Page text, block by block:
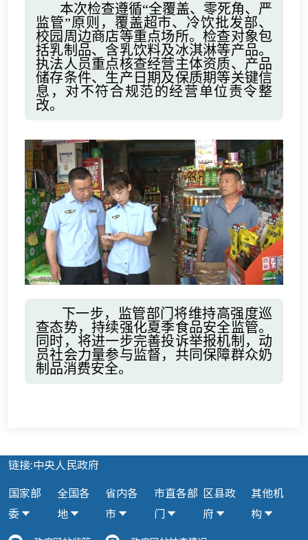
本次检查遵循“全覆盖、零死角、严
监管”原则，覆盖超市、冷饮批发部、
校园周边商店等重点场所。检查对象包
括乳制品、含乳饮料及冰淇淋等产品。
执法人员重点核查经营主体资质、产品
储存条件、生产日期及保质期等关键信
息，对不符合规范的经营单位责令整
改。
下一步，监管部门将维持高强度巡
查态势，持续强化夏季食品安全监管。
同时，将进一步完善投诉举报机制，动
员社会力量参与监督，共同保障群众奶
制品消费安全。
链接:中央人民政府
国家部
委
全国各
地
省内各
市
市直各部
门
区县政
府
其他机
构